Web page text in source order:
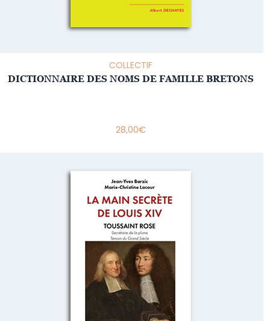
COLLECTIF
DICTIONNAIRE DES NOMS DE FAMILLE BRETONS
28,00€